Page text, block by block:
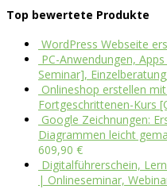
Top bewertete Produkte
WordPress Webseite
PC-Anwendungen,
Seminar], Einzelberatung
Onlineshop erstellen
Fortgeschrittenen-Kurs
Google Zeichnungen:
Diagrammen leicht
609,90 €
Digitalführerschein,
| Onlineseminar,